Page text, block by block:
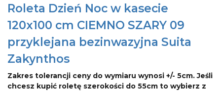
Roleta Dzień Noc w kasecie
120x100 cm CIEMNO SZARY 09
przyklejana bezinwazyjna Suita
Zakynthos
Zakres tolerancji ceny do wymiaru wynosi +/- 5cm. Jeśli
chcesz kupić roletę szerokości do 55cm to wybierz z